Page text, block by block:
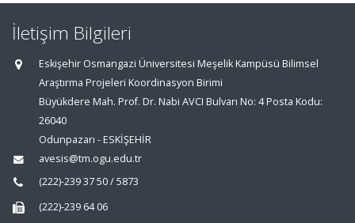
İletişim Bilgileri
Eskişehir Osmangazi Üniversitesi Meşelik Kampüsü Bilimsel
Araştırma Projeleri Koordinasyon Birimi
Büyükdere Mah. Prof. Dr. Nabi AVCI Bulvarı No: 4 Posta Kodu:
26040
Odunpazarı - ESKİŞEHİR
avesis@tm.ogu.edu.tr
(222)-239 37 50 / 5873
(222)-239 64 06